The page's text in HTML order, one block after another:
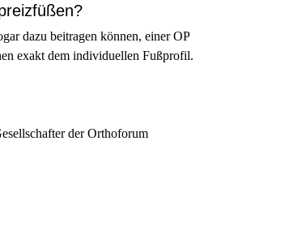
dazu beitragen können, einer OP
exakt dem individuellen Fußprofil.
der Orthoforum
einsteigen können!«
Unikat!